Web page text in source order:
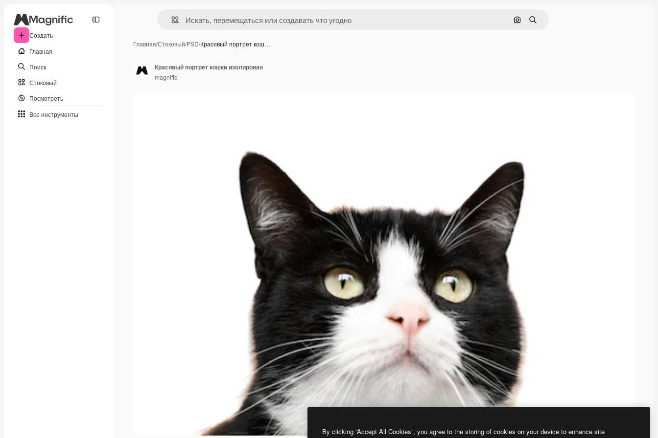
Создать
Главная
Поиск
Стоковый
Посмотреть
Все инструменты
Поиск по изображению
Поиск
Главная/Стоковый/PSD/Красивый портрет кош…
Красивый портрет кошки изолирован
magnific
By clicking “Accept All Cookies”, you agree to the storing of cookies on your device to enhance site